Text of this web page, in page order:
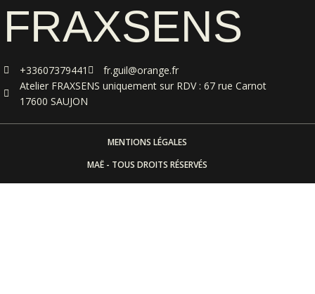
FRAXSENS
+33607379441
fr.guil@orange.fr
Atelier FRAXSENS uniquement sur RDV : 67 rue Carnot
17600 SAUJON
MAË - TOUS DROITS RÉSERVÉS
MENTIONS LÉGALES